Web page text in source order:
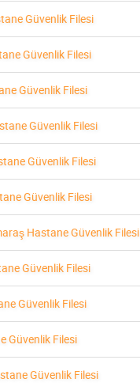
Güvenlik Filesi
Güvenlik Filesi
Güvenlik Filesi
Güvenlik Filesi
Güvenlik Filesi
Güvenlik Filesi
Hastane Güvenlik Filesi
Güvenlik Filesi
Güvenlik Filesi
Güvenlik Filesi
Güvenlik Filesi